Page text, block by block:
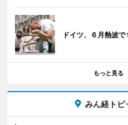
ドイツ、６月熱波
もっと見る
みん経トピ